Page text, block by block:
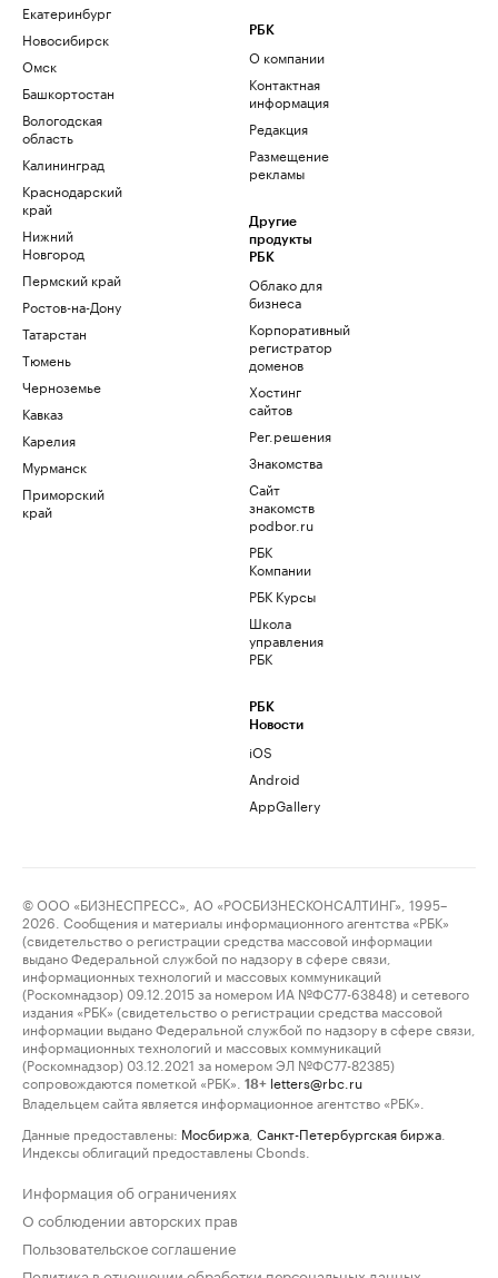
Екатеринбург
Новосибирск
Омск
Башкортостан
Вологодская
область
Калининград
Краснодарский
край
Нижний
Новгород
Пермский край
Ростов-на-Дону
Татарстан
Тюмень
Черноземье
Кавказ
Карелия
Мурманск
Приморский
край
РБК
О компании
Контактная
информация
Редакция
Размещение
рекламы
Другие
продукты
РБК
Облако для
бизнеса
Корпоративный
регистратор
доменов
Хостинг
сайтов
Рег.решения
Знакомства
Сайт
знакомств
podbor.ru
РБК
Компании
РБК Курсы
Школа
управления
РБК
РБК
Новости
iOS
Android
AppGallery
© ООО «БИЗНЕСПРЕСС», АО «РОСБИЗНЕСКОНСАЛТИНГ», 1995–
2026. Сообщения и материалы информационного агентства «РБК»
(свидетельство о регистрации средства массовой информации
выдано Федеральной службой по надзору в сфере связи,
информационных технологий и массовых коммуникаций
(Роскомнадзор) 09.12.2015 за номером ИА №ФС77-63848) и сетевого
издания «РБК» (свидетельство о регистрации средства массовой
информации выдано Федеральной службой по надзору в сфере связи,
информационных технологий и массовых коммуникаций
(Роскомнадзор) 03.12.2021 за номером ЭЛ №ФС77-82385)
сопровождаются пометкой «РБК».
18+ letters@rbc.ru
Владельцем сайта является информационное агентство «РБК».
Данные предоставлены: Мосбиржа Санкт-Петербургская биржа
Индексы облигаций предоставлены Cbonds.
Информация об ограничениях
О соблюдении авторских прав
Пользовательское соглашение